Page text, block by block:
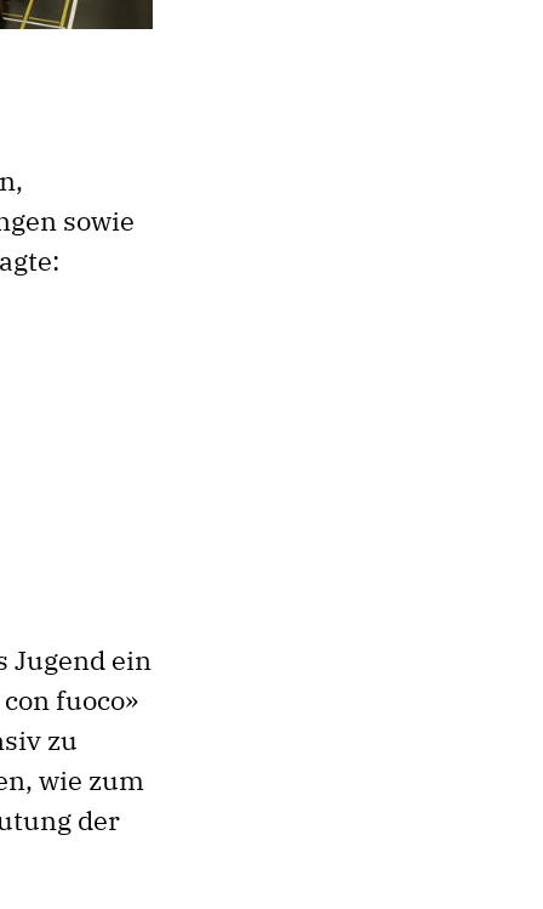
sowie
Jugend ein
fuoco»
zu
wie zum
der